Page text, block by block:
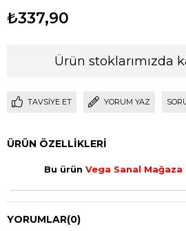
₺337,90
Ürün stoklarımızda
TAVSIYE ET YORUM YAZ
ÜRÜN ÖZELLIKLERI
Bu ürün Vega Sanal Mağaza
YORUMLAR(0)